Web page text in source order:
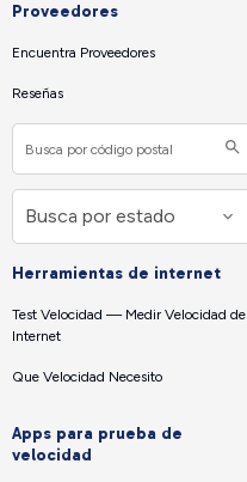
Proveedores
Encuentra Proveedores
Reseñas
Herramientas de internet
Test Velocidad — Medir Velocidad de
Internet
Que Velocidad Necesito
Apps para prueba de
velocidad